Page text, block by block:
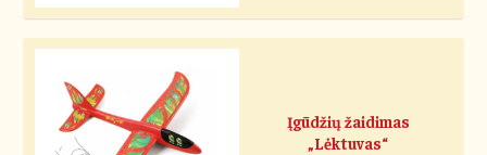
Įgūdžių žaidimas
„Lėktuvas“